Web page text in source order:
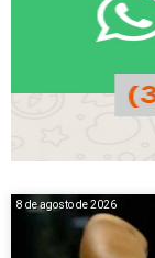
8 de agosto de 2026